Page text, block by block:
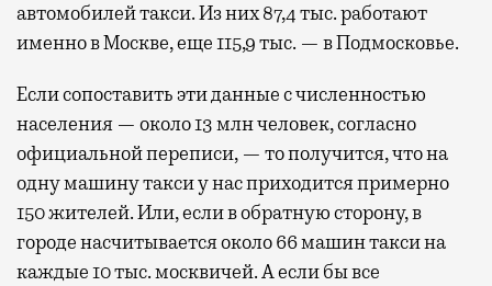
автомобилей такси. Из них 87,4 тыс. работают
именно в Москве, еще 115,9 тыс. — в Подмосковье.
Если сопоставить эти данные с численностью
населения — около 13 млн человек, согласно
официальной переписи, — то получится, что на
одну машину такси у нас приходится примерно
150 жителей. Или, если в обратную сторону, в
городе насчитывается около 66 машин такси на
каждые 10 тыс. москвичей. А если бы все